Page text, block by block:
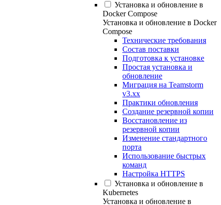
Установка и обновление в
Docker Compose
Установка и обновление в Docker
Compose
Технические требования
Состав поставки
Подготовка к установке
Простая установка и
обновление
Миграция на Teamstorm
v3.xx
Практики обновления
Создание резервной копии
Восстановление из
резервной копии
Изменение стандартного
порта
Использование быстрых
команд
Настройка HTTPS
Установка и обновление в
Kubernetes
Установка и обновление в